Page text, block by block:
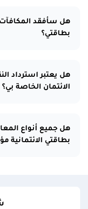
هل سأفقد المكافآت
بطاقتي؟
هل يعتبر استرداد
الائتمان الخاصة بي؟
هل جميع أنواع
بطاقتي الائتمانية